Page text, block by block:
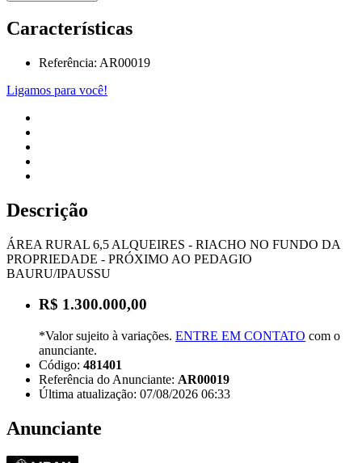
Características
Referência: AR00019
Ligamos para você!
Descrição
ÁREA RURAL 6,5 ALQUEIRES - RIACHO NO FUNDO DA
PROPRIEDADE - PRÓXIMO AO PEDAGIO
BAURU/IPAUSSU
R$ 1.300.000,00
*Valor sujeito à variações. ENTRE EM CONTATO com o
anunciante.
Código: 481401
Referência do Anunciante: AR00019
Última atualização: 07/08/2026 06:33
Anunciante